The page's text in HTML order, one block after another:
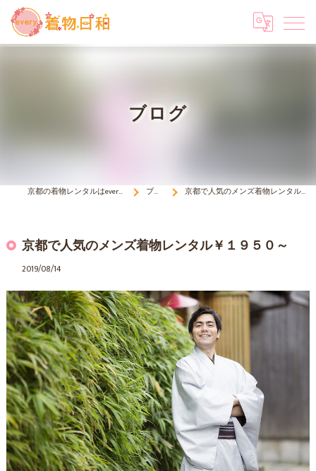
ブログ
京都の着物レンタルはevery 着物日和 ブログ 京都で人気のメンズ着物レンタル￥１９５０～
京都で人気のメンズ着物レンタル￥１９５０～
2019/08/14